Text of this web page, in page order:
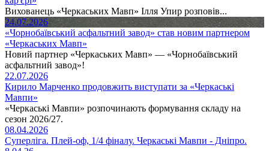
Вихованець «Черкаських Мавп» Ілля Упир розповів...
24.07.2026
«Чорнобаївський асфальтний завод» став новим партнером
«Черкаських Мавп»
Новий партнер «Черкаських Мавп» — «Чорнобаївський
асфальтний завод»!
22.07.2026
Кирило Марченко продовжить виступати за «Черкаські
Мавпи»
«Черкаські Мавпи» розпочинають формування складу на
сезон 2026/27.
08.04.2026
Суперліга. Плей-оф, 1/4 фіналу. Черкаські Мавпи - Дніпро.